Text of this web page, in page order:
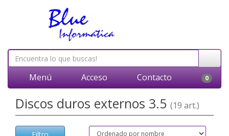
Menú Acceso Contacto 0
Discos duros externos 3.5 (19 art.)